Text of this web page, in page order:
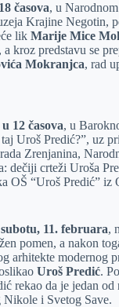
časova, u
Krajine Negotin,
likMarije Mice
, a kroz predstavu se
Mokranjca, rad
12 časova, u
Uroš Predić?”, uz
Zrenjanina,
dečiji crteži Uroša
OŠ “Uroš Predić” iz
11. februara,
pomen, a nakon
arhitekte modernog
Uroš Predić.
rekao da je jedan
i Svetog Save.